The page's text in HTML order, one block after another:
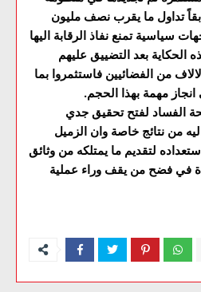
تداول ما يقرب نصف مليون
سياسية تمنع نفاذ الرقابة اليها
الحكاية بعد التضييق عليهم
من الفضائيين فاستثمروا بما
مهمة بهذا الحجم.
الفساد لفتح تحقيق جدي
من نتائج خاصة وان الزميل
لتقديم ما يمتلكه من وثائق
في فضح من يقف وراء عملية